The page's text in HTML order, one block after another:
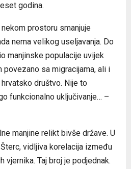
godina.
prostoru smanjuje
nema velikog useljavanja. Do
manjinske populacije uvijek
povezano sa migracijama, ali i
društvo. Nije to
funkcionalno uključivanje… –
manjine relikt bivše države. U
vidljiva korelacija između
vjernika. Taj broj je podjednak.